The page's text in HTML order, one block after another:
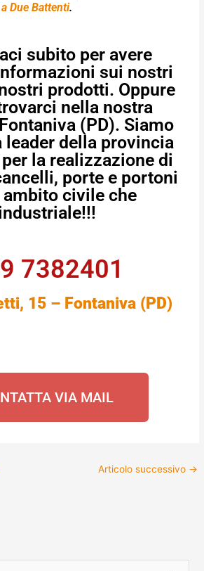
Due Battenti.
subito per avere
sui nostri
prodotti. Oppure
nella nostra
(PD). Siamo
leader della provincia
la realizzazione di
porte e portoni
ambito civile che
7382401
15 – Fontaniva (PD)
VIA MAIL
Articolo successivo →